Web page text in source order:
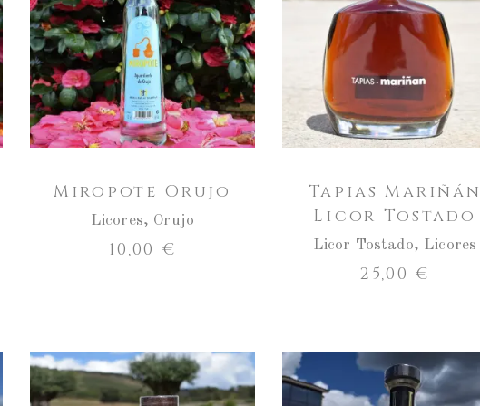
a
cantidade
de
Miropote
Orujo
ENGADIR AO CARRO
Miropote Orujo
Licores, Orujo
10,00 €
a
cantidade
de
Tapias
Mariñán
Licor
ENGADIR AO CARRO
Tapias
Licor Tostado
Licor Tostado, Licores
25,00€